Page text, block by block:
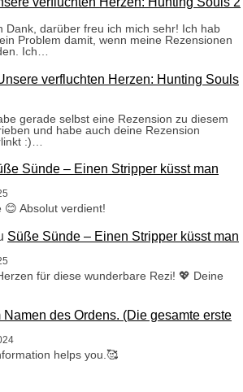
Dank, darüber freu ich mich sehr! Ich hab
Problem damit, wenn meine Rezensionen
Ich…
verfluchten Herzen: Hunting Souls
gerade selbst eine Rezension zu diesem
und habe auch deine Rezension
:)…
Sünde – Einen Stripper küsst man
😊 Absolut verdient!
Süße Sünde – Einen Stripper küsst man
für diese wunderbare Rezi! 💖 Deine
Namen des Ordens. (Die gesamte erste
helps you.🥰